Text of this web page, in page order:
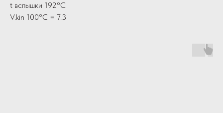
t вспышки 192°C
V.kin 100°С = 7.3